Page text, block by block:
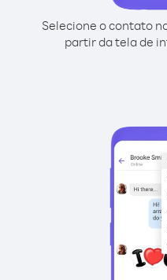
Selecione o contato
partir da tela de